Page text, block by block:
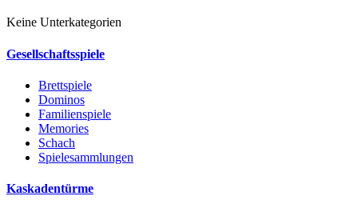
Keine Unterkategorien
Gesellschaftsspiele
Brettspiele
Dominos
Familienspiele
Memories
Schach
Spielesammlungen
Kaskadentürme